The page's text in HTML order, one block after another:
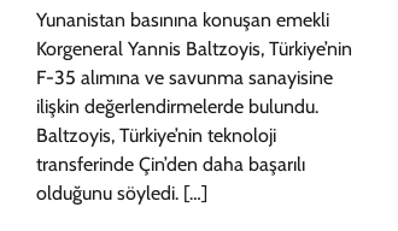
Yunanistan basınına konuşan emekli
Korgeneral Yannis Baltzoyis, Türkiye’nin
F-35 alımına ve savunma sanayisine
ilişkin değerlendirmelerde bulundu.
Baltzoyis, Türkiye’nin teknoloji
transferinde Çin’den daha başarılı
olduğunu söyledi. […]